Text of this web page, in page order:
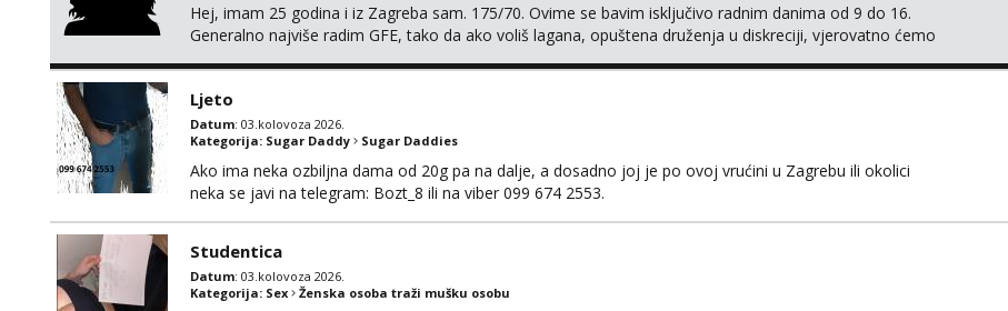
Hej, imam 25 godina i iz Zagreba sam. 175/70. Ovime se bavim isključivo radnim danima od 9 do 16.
Generalno najviše radim GFE, tako da ako voliš lagana, opuštena druženja u diskreciji, vjerovatno ćemo
Ljeto
Datum: 03.kolovoza 2026.
Kategorija: Sugar Daddy Sugar Daddies
Ako ima neka ozbiljna dama od 20g pa na dalje, a dosadno joj je po ovoj vrućini u Zagrebu ili okolici
neka se javi na telegram: Bozt_8 ili na viber 099 674 2553.
Studentica
Datum: 03.kolovoza 2026.
Kategorija: Sex Ženska osoba traži mušku osobu